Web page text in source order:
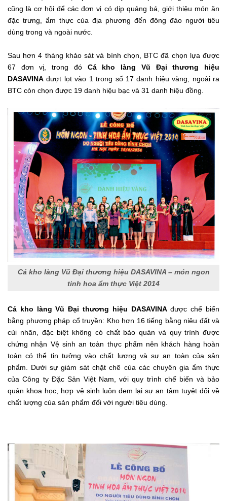
cũng là cơ hội để các đơn vị có dịp quảng bá, giới thiệu món ăn
đặc trưng, ẩm thực của địa phương đến đông đảo người tiêu
dùng trong và ngoài nước.
Sau hơn 4 tháng khảo sát và bình chọn, BTC đã chọn lựa được
67 đơn vị, trong đó Cá kho làng Vũ Đại thương hiệu
DASAVINA đượt lọt vào 1 trong số 17 danh hiệu vàng, ngoài ra
BTC còn chọn được 19 danh hiệu bạc và 31 danh hiệu đồng.
Cá kho làng Vũ Đại thương hiệu DASAVINA – món ngon
tinh hoa ẩm thực Việt 2014
Cá kho làng Vũ Đại thương hiệu DASAVINAđược chế biến
bằng phương pháp cổ truyền: Kho hơn 16 tiếng bằng niêu đất và
củi nhãn, đặc biệt không có chất bảo quản và quy trình được
chứng nhận Vệ sinh an toàn thực phẩm nên khách hàng hoàn
toàn có thể tin tưởng vào chất lượng và sự an toàn của sản
phẩm. Dưới sự giám sát chặt chẽ của các chuyên gia ẩm thực
của Công ty Đặc Sản Việt Nam, với quy trình chế biến và bảo
quản khoa học, hợp vệ sinh luôn đem lại sự an tâm tuyệt đối về
chất lượng của sản phẩm đối với người tiêu dùng.